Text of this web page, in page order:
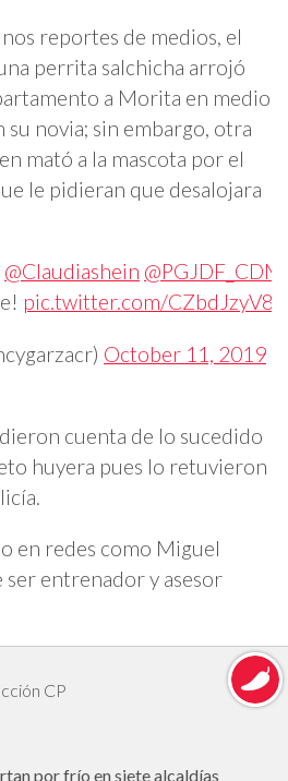
reportes de medios, el
perrita salchicha arrojó
a Morita en medio
su novia; sin embargo, otra
mató a la mascota por el
le pidieran que desalojara
@Claudiashein
pic.twitter.com/CZbdJzyV81
October 11, 2019
cuenta de lo sucedido
huyera pues lo retuvieron
en redes como Miguel
ser entrenador y asesor
CP
por frío en siete alcaldías